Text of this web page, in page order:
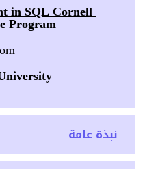
in SQL Cornell
Program
– from –
نبذة عامة